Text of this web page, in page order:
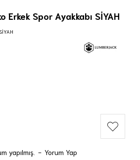
Erkek Spor Ayakkabı SİYAH
yapılmış. - Yorum Yap